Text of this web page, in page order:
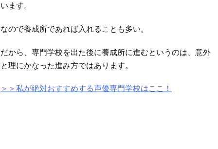
います。
なので養成所であれば入れることも多い。
だから、専門学校を出た後に養成所に進むというのは、意外
と理にかなった進み方ではあります。
＞＞私が絶対おすすめする声優専門学校はここ！